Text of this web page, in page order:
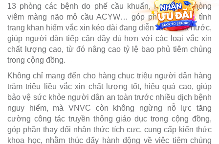
13 phòng các bệnh do phế cầu khuẩn, Menactra phòng
viêm màng não mô cầu ACYW… góp phần giải tỏa tình
trạng khan hiếm vắc xin kéo dài đang diễn ra trên cả nước,
giúp người dân tiếp cận đầy đủ hơn với các loại vắc xin
chất lượng cao, từ đó nâng cao tỷ lệ bao phủ tiêm chủng
trong cộng đồng.
Không chỉ mang đến cho hàng chục triệu người dân hàng
trăm triệu liều vắc xin chất lượng tốt, hiệu quả cao, giúp
bảo vệ sức khỏe người dân an toàn trước nhiều dịch bệnh
nguy hiểm, mà VNVC còn không ngừng nỗ lực tăng
cường công tác truyền thông giáo dục trong cộng đồng,
góp phần thay đổi nhận thức tích cực, cung cấp kiến thức
khoa học, nhằm thúc đẩy hành động về việc tiêm chủng